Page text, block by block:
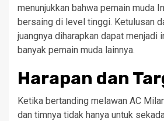
menunjukkan bahwa pemain muda
bersaing di level tinggi. Ketulusan
juangnya diharapkan dapat menjadi
banyak pemain muda lainnya.
Harapan dan
Ketika bertanding melawan AC
dan timnya tidak hanya untuk